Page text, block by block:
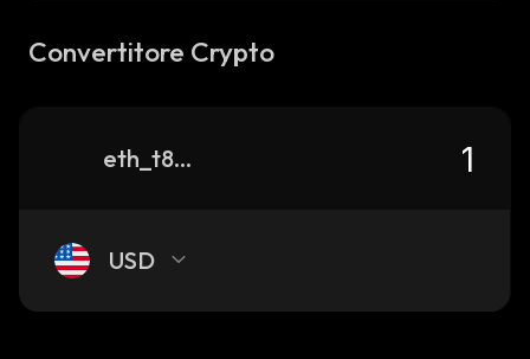
Convertitore Crypto
eth_t8tvl_0xd2fbe571ee772fb2d9d62b42d88541750ae00834
USD